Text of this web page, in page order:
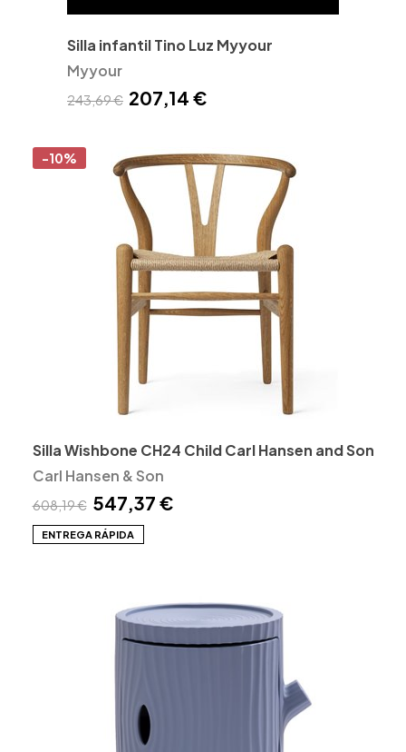
Silla infantil Tino Luz Myyour
Myyour
243,69 € 207,14 €
-10%
Silla Wishbone CH24 Child Carl Hansen and Son
Carl Hansen & Son
608,19 € 547,37 €
ENTREGA RÁPIDA